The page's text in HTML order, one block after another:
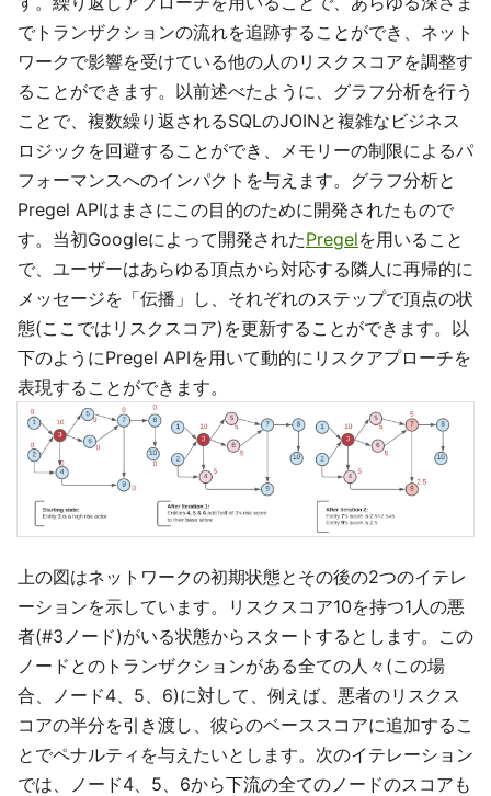
でトランザクションの流れを追跡することができ、ネット
ワークで影響を受けている他の人のリスクスコアを調整す
ることができます。以前述べたように、グラフ分析を行う
ことで、複数繰り返されるSQLのJOINと複雑なビジネス
ロジックを回避することができ、メモリーの制限によるパ
フォーマンスへのインパクトを与えます。グラフ分析と
Pregel APIはまさにこの目的のために開発されたもので
す。当初Googleによって開発されたPregelを用いること
で、ユーザーはあらゆる頂点から対応する隣人に再帰的に
メッセージを「伝播」し、それぞれのステップで頂点の状
態(ここではリスクスコア)を更新することができます。以
下のようにPregel APIを用いて動的にリスクアプローチを
表現することができます。
上の図はネットワークの初期状態とその後の2つのイテレ
ーションを示しています。リスクスコア10を持つ1人の悪
者(#3ノード)がいる状態からスタートするとします。この
ノードとのトランザクションがある全ての人々(この場
合、ノード4、5、6)に対して、例えば、悪者のリスクス
コアの半分を引き渡し、彼らのベーススコアに追加するこ
とでペナルティを与えたいとします。次のイテレーション
では、ノード4、5、6から下流の全てのノードのスコアも